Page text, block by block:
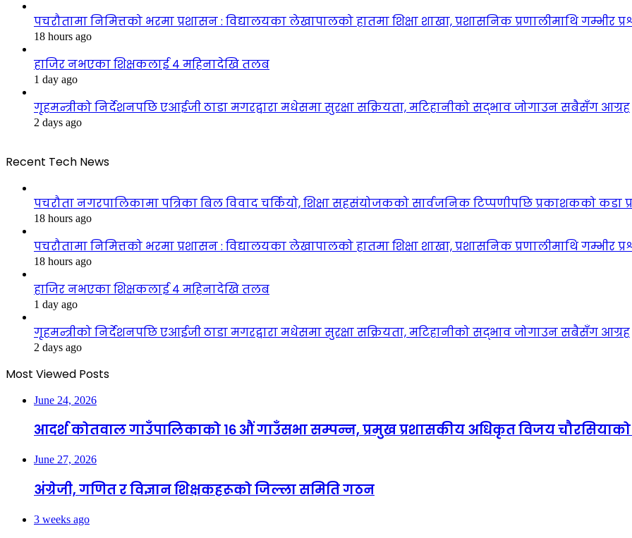
पचरौतामा निमित्तको भरमा प्रशासन : विद्यालयका लेखापालको हातमा शिक्षा शाखा, प्रशासनिक प्रणालीमाथि गम्भीर
18 hours ago
हाजिर नभएका शिक्षकलाई ४ महिनादेखि तलब
1 day ago
गृहमन्त्रीको निर्देशनपछि एआईजी ठाडा मगरद्वारा मधेसमा सुरक्षा सक्रियता, मटिहानीको सद्भाव जोगाउन सबैसँग आग्रह
2 days ago
Recent Tech News
पचरौता नगरपालिकामा पत्रिका बिल विवाद चर्कियो, शिक्षा सहसंयोजकको सार्वजनिक टिप्पणीपछि प्रकाशकको कडा
18 hours ago
पचरौतामा निमित्तको भरमा प्रशासन : विद्यालयका लेखापालको हातमा शिक्षा शाखा, प्रशासनिक प्रणालीमाथि गम्भीर
18 hours ago
हाजिर नभएका शिक्षकलाई ४ महिनादेखि तलब
1 day ago
गृहमन्त्रीको निर्देशनपछि एआईजी ठाडा मगरद्वारा मधेसमा सुरक्षा सक्रियता, मटिहानीको सद्भाव जोगाउन सबैसँग आग्रह
2 days ago
Most Viewed Posts
June 24, 2026
आदर्श कोतवाल गाउँपालिकाको १६ औं गाउँसभा सम्पन्न, प्रमुख प्रशासकीय अधिकृत विजय चौरसियाको
June 27, 2026
अंग्रेजी, गणित र विज्ञान शिक्षकहरूको जिल्ला समिति गठन
3 weeks ago